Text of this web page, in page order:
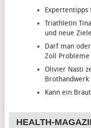
Expertentipps
Triathletin
und neue Ziele
Darf man
Zoll Probleme
Olivier Nasti
Brothandwerk
Kann ein
HEALTH-